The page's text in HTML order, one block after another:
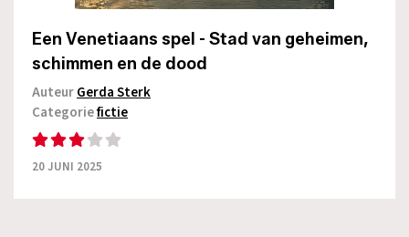
Een Venetiaans spel - Stad van geheimen,
schimmen en de dood
AuteurGerda Sterk
Categoriefictie
20 JUNI 2025